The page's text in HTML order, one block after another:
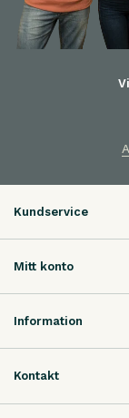
Kundservice
Mitt konto
Information
Kontakt